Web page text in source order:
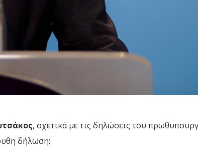
, σχετικά με τις δηλώσεις του
δήλωση: